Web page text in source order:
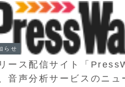
らせ
ース配信サイト「
音声分析サービスのニュ